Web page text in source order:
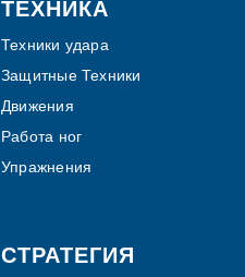
ТЕХНИКА
Техники удара
Защитные Техники
Движения
Работа ног
Упражнения
СТРАТЕГИЯ